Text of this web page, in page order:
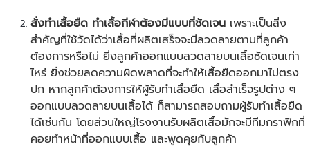
สั่งทำเสื้อยืด ทำเสื้อกีฬาต้องมีแบบที่ชัดเจน เพราะเป็นสิ่ง
สำคัญที่ใช้วัดได้ว่าเสื้อที่ผลิตเสร็จจะมีลวดลายตามที่ลูกค้า
ต้องการหรือไม่ ยิ่งลูกค้าออกแบบลวดลายบนเสื้อชัดเจนเท่า
ไหร่ ยิ่งช่วยลดความผิดพลาดที่จะทำให้เสื้อยืดออกมาไม่ตรง
ปก หากลูกค้าต้องการให้ผู้รับทำเสื้อยืด เสื้อสำเร็จรูปต่าง ๆ
ออกแบบลวดลายบนเสื้อได้ ก็สามารถสอบถามผู้รับทำเสื้อยืด
ได้เช่นกัน โดยส่วนใหญ่โรงงานรับผลิตเสื้อมักจะมีทีมกราฟิกที่
คอยทำหน้าที่ออกแบบเสื้อ และพูดคุยกับลูกค้า